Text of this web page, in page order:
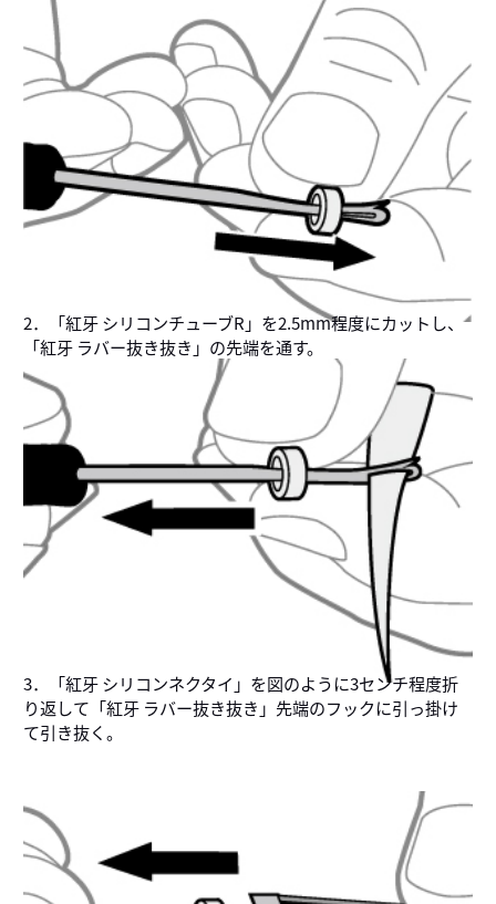
2．「紅牙 シリコンチューブR」を2.5mm程度にカットし、
「紅牙 ラバー抜き抜き」の先端を通す。
3．「紅牙 シリコンネクタイ」を図のように3センチ程度折
り返して「紅牙 ラバー抜き抜き」先端のフックに引っ掛け
て引き抜く。